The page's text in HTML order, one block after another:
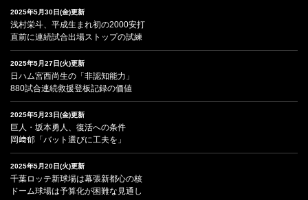
2025年5月30日(金)更新
浅村栄斗、平成生まれ初の2000安打
直前に連続試合出場ストップの試練
2025年5月27日(火)更新
日ハム宮西尚生の「非認知能力」
880試合連続救援登板記録の価値
2025年5月23日(金)更新
巨人・坂本勇人、復活への条件
岡﨑郁「バット選びに工夫を」
2025年5月20日(火)更新
千葉ロッテ新球場は幕張新都心の核
ドーム球場は予算化が困難な見通し